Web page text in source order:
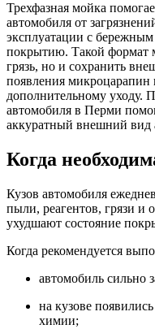
Трехфазная мойка
автомобиля от
эксплуатации с
покрытию. Такой формат
грязь, но и сохранить
появления микроцарапин
дополнительному уходу.
автомобиля в Перми
аккуратный внешний вид
Когда
Кузов автомобиля
пыли, реагентов, грязи и
ухудшают состояние
Когда рекомендуется
автомобиль сильно
на кузове
химии;